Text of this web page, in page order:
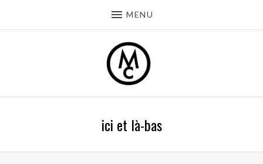
MENU
ici et là-bas